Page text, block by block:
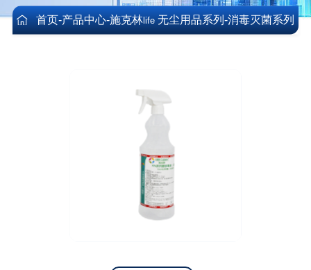
首页-产品中心-施克林life无尘用品系列-消毒灭菌系列